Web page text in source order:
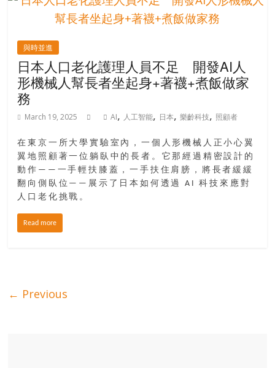
與時並進
日本人口老化護理人員不足 開發AI人
形機械人幫長者坐起身+著襪+煮飯做家
務
March 19, 2025 AI, 人工智能, 日本,樂齡科技, 照顧者
在東京一所大學實驗室內，一個人形機械人正小心翼
翼地照顧著一位躺臥中的長者。它那經過精密設計的
動作——一手輕扶膝蓋，一手扶住肩膀，將長者緩緩
翻向側臥位——展示了日本如何透過 AI 科技來應對
人口老化挑戰。
Read more
← Previous